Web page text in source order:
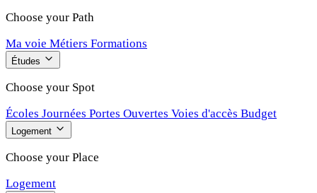
Choose your Path
Ma voie Métiers Formations
Études
Choose your Spot
Écoles Journées Portes Ouvertes Voies d'accès Budget
Logement
Choose your Place
Logement